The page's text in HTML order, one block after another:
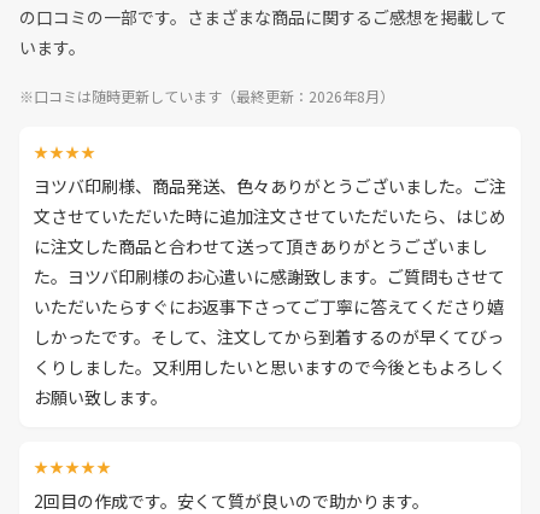
の口コミの一部です。さまざまな商品に関するご感想を掲載して
います。
※口コミは随時更新しています（最終更新：2026年8月）
★★★★
ヨツバ印刷様、商品発送、色々ありがとうございました。ご注
文させていただいた時に追加注文させていただいたら、はじめ
に注文した商品と合わせて送って頂きありがとうございまし
た。ヨツバ印刷様のお心遣いに感謝致します。ご質問もさせて
いただいたらすぐにお返事下さってご丁寧に答えてくださり嬉
しかったです。そして、注文してから到着するのが早くてびっ
くりしました。又利用したいと思いますので今後ともよろしく
お願い致します。
★★★★★
2回目の作成です。安くて質が良いので助かります。